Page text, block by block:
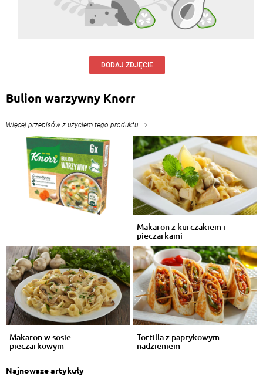
DODAJ ZDJĘCIE
Bulion warzywny Knorr
Więcej przepisów z użyciem tego produktu
Makaron z kurczakiem i
pieczarkami
Makaron w sosie
pieczarkowym
Tortilla z paprykowym
nadzieniem
Najnowsze artykuły